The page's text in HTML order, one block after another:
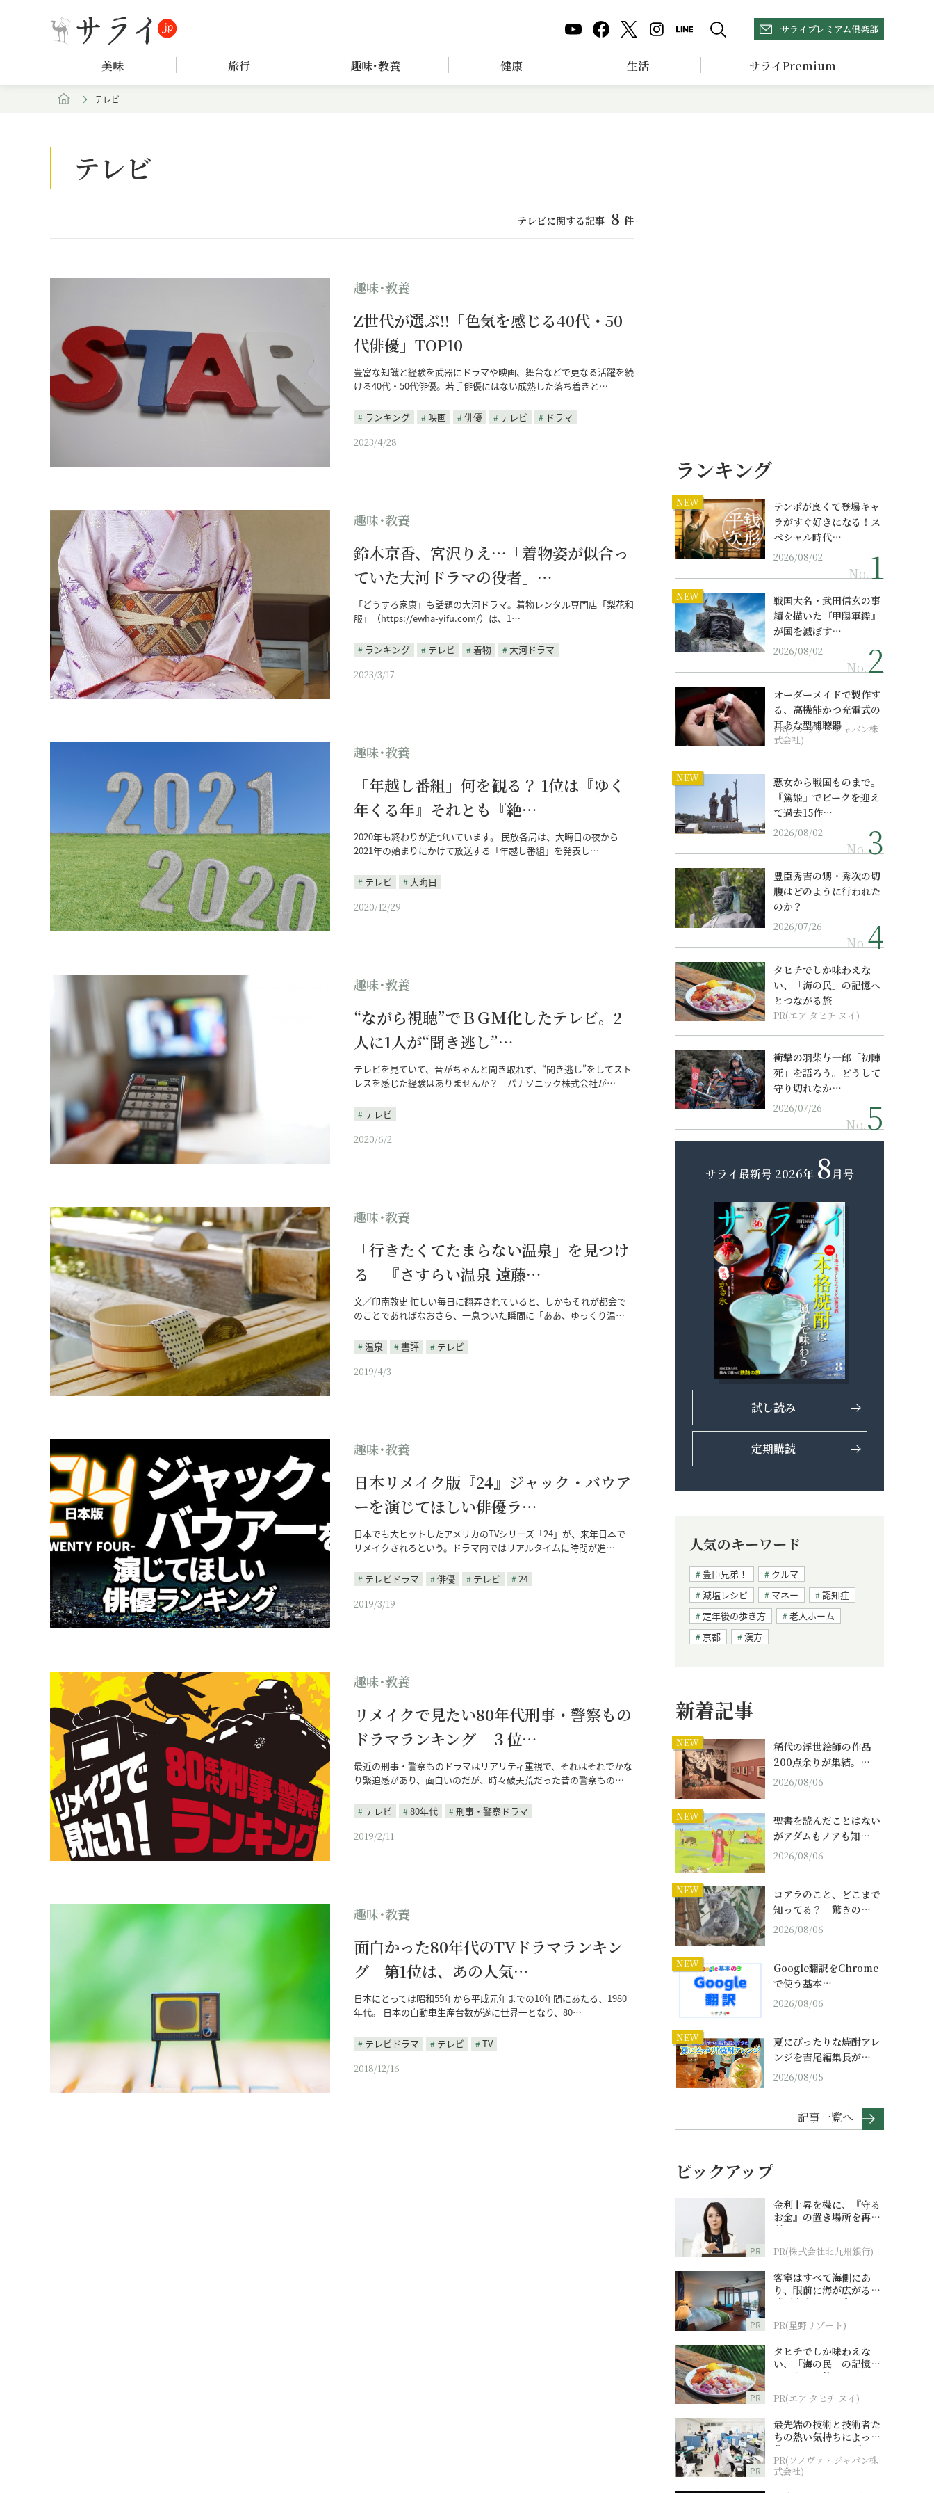
サライプレミアム倶楽部
美味 旅行 趣味･教養 健康 生活 サライPremium
テレビ
テレビ
テレビに関する記事 8 件
趣味･教養
Z世代が選ぶ!!「色気を感じる40代・50
代俳優」TOP10
豊富な知識と経験を武器にドラマや映画、舞台などで更なる活躍を続
ける40代・50代俳優。若手俳優にはない成熟した落ち着きと…
ランキング 映画 俳優 テレビ
ドラマ
2023/4/28
趣味･教養
鈴木京香、宮沢りえ…「着物姿が似合っ
ていた大河ドラマの役者」…
「どうする家康」も話題の大河ドラマ。着物レンタル専門店「梨花和
服」（https://ewha-yifu.com/）は、1…
ランキング テレビ 着物
大河ドラマ
2023/3/17
趣味･教養
「年越し番組」何を観る？ 1位は『ゆく
年くる年』それとも『絶…
2020年も終わりが近づいています。 民放各局は、大晦日の夜から
2021年の始まりにかけて放送する「年越し番組」を発表し…
テレビ
大晦日
2020/12/29
趣味･教養
“ながら視聴”でＢＧＭ化したテレビ。2
人に1人が“聞き逃し”…
テレビを見ていて、音がちゃんと聞き取れず、“聞き逃し”をしてスト
レスを感じた経験はありませんか？ パナソニック株式会社が…
テレビ
2020/6/2
趣味･教養
「行きたくてたまらない温泉」を見つけ
る｜『さすらい温泉 遠藤…
文／印南敦史 忙しい毎日に翻弄されていると、しかもそれが都会で
のことであればなおさら、一息ついた瞬間に「ああ、ゆっくり温…
温泉 書評
テレビ
2019/4/3
趣味･教養
日本リメイク版『24』ジャック・バウア
ーを演じてほしい俳優ラ…
日本でも大ヒットしたアメリカのTVシリーズ「24」が、来年日本で
リメイクされるという。ドラマ内ではリアルタイムに時間が進…
テレビドラマ 俳優 テレビ
24
2019/3/19
趣味･教養
リメイクで見たい80年代刑事・警察もの
ドラマランキング｜３位…
最近の刑事・警察ものドラマはリアリティ重視で、それはそれでかな
り緊迫感があり、面白いのだが、時々破天荒だった昔の警察もの…
テレビ 80年代
刑事・警察ドラマ
2019/2/11
趣味･教養
面白かった80年代のTVドラマランキン
グ｜第1位は、あの人気…
日本にとっては昭和55年から平成元年までの10年間にあたる、1980
年代。 日本の自動車生産台数が遂に世界一となり、80…
テレビドラマ テレビ
TV
2018/12/16
ランキング
NEW
テンポが良くて登場キャ
ラがすぐ好きになる！ス
ペシャル時代…
2026/08/02
No.
NEW
戦国大名・武田信玄の事
績を描いた『甲陽軍鑑』
が国を滅ぼす…
2026/08/02
No.
オーダーメイドで製作す
る、高機能かつ充電式の
耳あな型補聴器
PR(ソノヴァ・ジャパン株
式会社)
NEW
悪女から戦国ものまで。
『篤姫』でピークを迎え
て過去15作…
2026/08/02
No.
豊臣秀吉の甥・秀次の切
腹はどのように行われた
のか？
2026/07/26
No.
タヒチでしか味わえな
い、「海の民」の記憶へ
とつながる旅
PR(エア タヒチ ヌイ)
衝撃の羽柴与一郎「初陣
死」を語ろう。どうして
守り切れなか…
2026/07/26
No.
サライ最新号 2026年 8月号
試し読み
定期購読
人気のキーワード
豊臣兄弟！
クルマ
減塩レシピ
マネー
認知症
定年後の歩き方
老人ホーム
京都
漢方
新着記事
NEW
稀代の浮世絵師の作品
200点余りが集結。…
2026/08/06
NEW
聖書を読んだことはない
がアダムもノアも知…
2026/08/06
NEW
コアラのこと、どこまで
知ってる？ 驚きの…
2026/08/06
NEW
Google翻訳をChrome
で使う基本…
2026/08/06
NEW
夏にぴったりな焼酎アレ
ンジを吉尾編集長が…
2026/08/05
記事一覧へ
ピックアップ
PR
金利上昇を機に、『守る
お金』の置き場所を再検
討
PR(株式会社北九州銀行)
PR
客室はすべて海側にあ
り、眼前に海が広がる
『西表島ホテル by 星野
PR(星野リゾート)
PR
タヒチでしか味わえな
い、「海の民」の記憶へ
とつながる旅
PR(エア タヒチ ヌイ)
PR
最先端の技術と技術者た
ちの熱い気持ちによって
作られているオーダーメ
イド補聴器
PR(ソノヴァ・ジャパン株
式会社)